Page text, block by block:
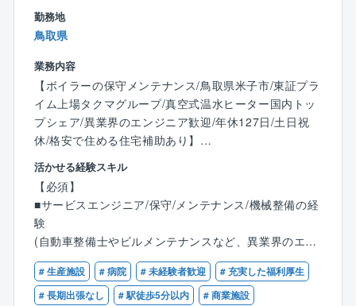
勤務地
鳥取県
業務内容
【ボイラーの保守メンテナンス/鳥取県米子市/東証プラ
イム上場タクマグループ/真空式温水ヒーター国内トッ
プシェア/異業界のエンジニア歓迎/年休127日/土日祝
休/格安で住める住宅補助あり】
■業務内容：
同社は商業施設や病院、工場等で利用されるボイラや
ヒータのメーカーです。開発からメンテナンスまで対
応しているため、顧客に寄り添った提案が可能となり
ます。同社にてボイラの保守・メンテナンスをお任せ
します。
活かせる経験スキル
【必須】
■サービスエンジニア/保守/メンテナンス/機械整備の経
験
(自動車整備士やビルメンテナンスなど、異業界のエン
ジニアから転職された方が活躍中！)
【歓迎】
# 生産施設 # 病院 # 未経験者歓迎
# 充実した福利厚生
# 長期出張なし
# 駅徒歩5分以内
# 商業施設